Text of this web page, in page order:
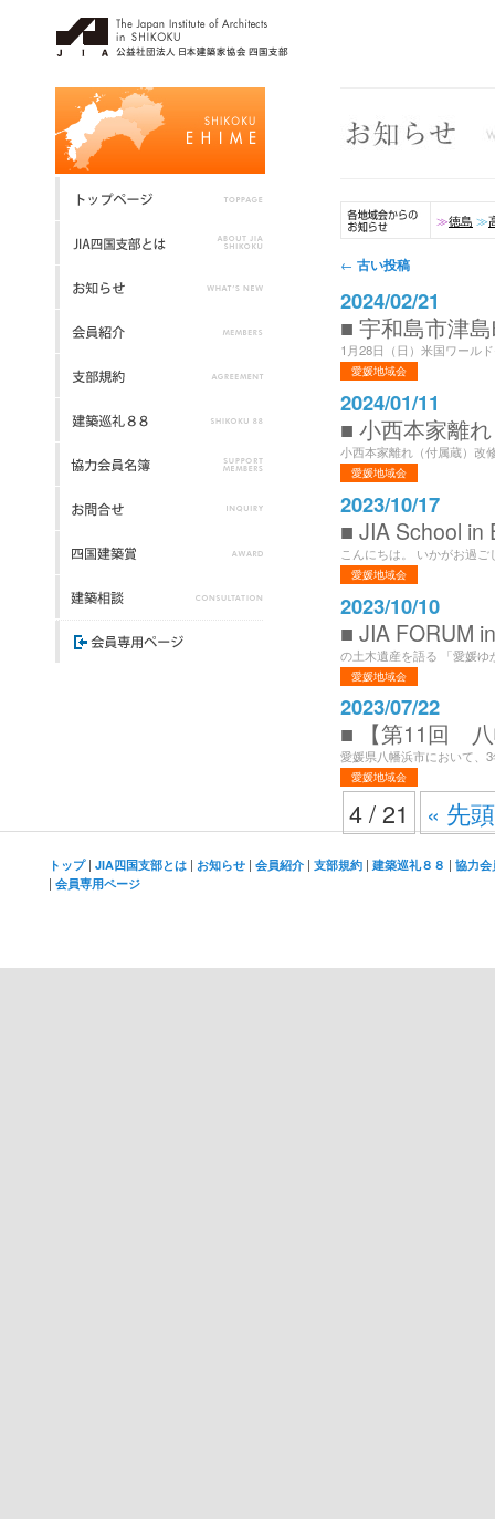
≫徳島 ≫
投稿ナビゲーション
← 古い投稿
2024/02/21
■ 宇和島市津
1月28日（日）米国ワール
愛媛地域会
2024/01/11
■ 小西本家離
小西本家離れ（付属蔵）改
愛媛地域会
2023/10/17
■ JIA School in
こんにちは。 いかがお過
愛媛地域会
2023/10/10
■ JIA FORUM
の土木遺産を語る 「愛媛
愛媛地域会
2023/07/22
■ 【第11回
愛媛県八幡浜市において、
愛媛地域会
4 / 21 « 先頭
トップ| JIA四国支部とは | お知らせ | 会員紹介 | 支部規約 | 建築巡礼８８ | 協力会
| 会員専用ページ